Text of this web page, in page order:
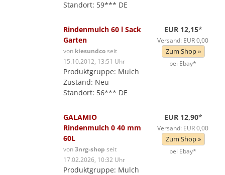
Standort: 59*** DE
Rindenmulch 60 l Sack
Garten
von kiesundcoseit
15.10.2012, 13:51 Uhr
Produktgruppe: Mulch
Zustand: Neu
Standort: 56*** DE
EUR 12,15*
Versand: EUR 0,00
Zum Shop »
bei Ebay*
GALAMIO
Rindenmulch 0 40 mm
60L
von3nrg-shop seit
17.02.2026, 10:32 Uhr
Produktgruppe: Mulch
EUR 12,90*
Versand: EUR 0,00
Zum Shop »
bei Ebay*